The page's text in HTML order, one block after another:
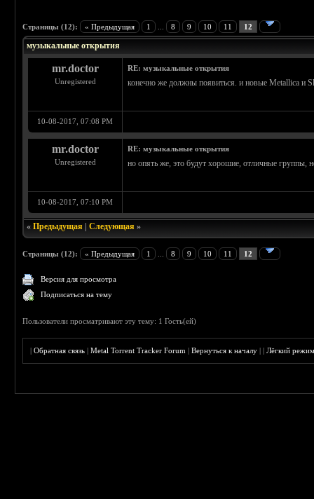
Страницы (12): « Предыдущая 1 8 9 10 11 12
музыкальные открытия
mr.doctor
Unregistered
RE: музыкальные открытия
конечно же должны появиться. и новые Metallica и
10-08-2017, 07:08 PM
mr.doctor
Unregistered
RE: музыкальные открытия
но опять же, это будут хорошие, отличные группы,
10-08-2017, 07:10 PM
«Предыдущая |Следующая »
Страницы (12): « Предыдущая 1 8 9 10 11 12
Версия для просмотра
Подписаться на тему
Пользователи просматривают эту тему: 1 Гость(ей)
|Обратная связь |Metal Torrent Tracker Forum |Вернуться к началу ||Лёгкий